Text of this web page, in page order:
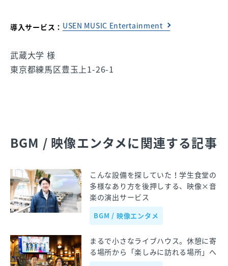
導入サービス： USEN MUSIC Entertainment
武蔵大学 様
東京都練馬区豊玉上1-26-1
BGM / 映像エンタメに関連する記事
こんな設備を探していた！学生食堂の
多様なあり方を後押しする、映像×音
楽の演出サービス
BGM / 映像エンタメ
まるで小さなライブハウス。休憩に寄
る場所から「楽しみに訪れる場所」へ